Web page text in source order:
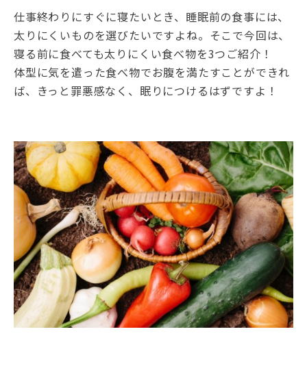
仕事終わりにすぐに寝たいとき、睡眠前の食事には、
太りにくいものを選びたいですよね。そこで今回は、
寝る前に食べても太りにくい食べ物を3つご紹介！
体型に気を遣った食べ物でお腹を満たすことができれ
ば、きっと罪悪感なく、眠りにつけるはずですよ！